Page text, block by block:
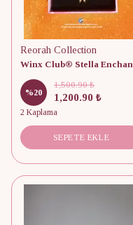
Reorah Collection
%20
1,500.90 ₺
1,200.90 ₺
2 Kaplama
SEPETE EKLE